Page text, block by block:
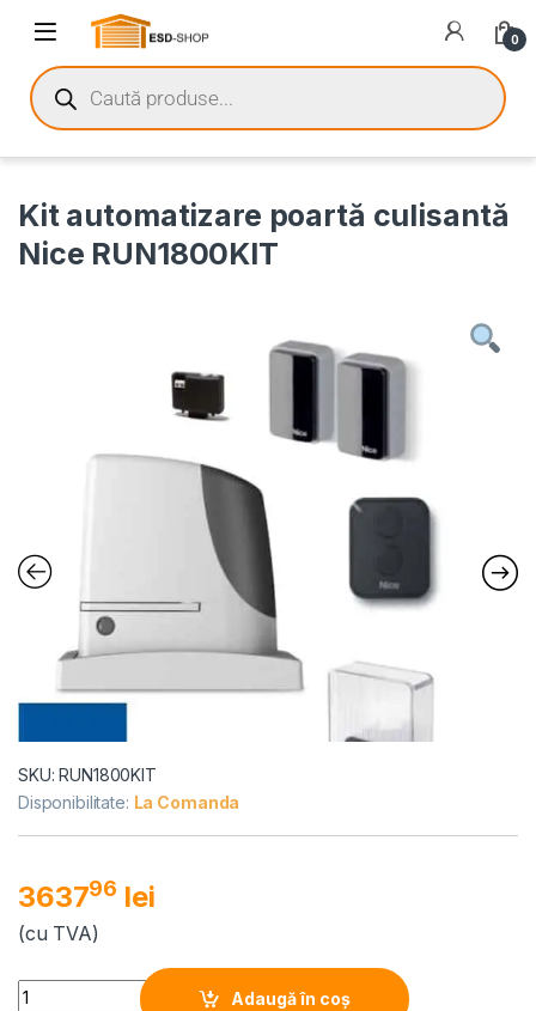
0
Kit automatizare poartă culisantă
Nice RUN1800KIT
SKU: RUN1800KIT
Disponibilitate: La Comanda
363796 lei
(cu TVA)
Quantity
Adaugă în coș